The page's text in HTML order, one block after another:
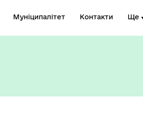
Муніципалітет Контакти Ще